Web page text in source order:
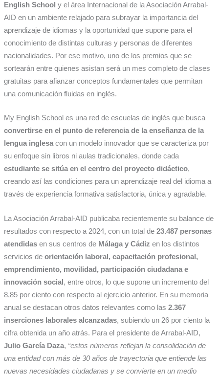
English School y el área Internacional de la Asociación Arrabal-
AID en un ambiente relajado para subrayar la importancia del
aprendizaje de idiomas y la oportunidad que supone para el
conocimiento de distintas culturas y personas de diferentes
nacionalidades. Por ese motivo, uno de los premios que se
sortearán entre quienes asistan será un mes completo de clases
gratuitas para afianzar conceptos fundamentales que permitan
una comunicación fluidas en inglés.
My English School es una red de escuelas de inglés que busca
convertirse en el punto de referencia de la enseñanza de la
lengua inglesacon un modelo innovador que se caracteriza por
su enfoque sin libros ni aulas tradicionales, donde cada
estudiante se sitúa en el centro del proyecto didáctico,
creando así las condiciones para un aprendizaje real del idioma a
través de experiencia formativa satisfactoria, única y agradable.
La Asociación Arrabal-AID publicaba recientemente su balance de
resultados con respecto a 2024, con un total de 23.487 personas
atendidasen sus centros de Málaga y Cádiz en los distintos
servicios de orientación laboral, capacitación profesional,
emprendimiento, movilidad, participación ciudadana e
innovación social , entre otros, lo que supone un incremento del
8,85 por ciento con respecto al ejercicio anterior. En su memoria
anual se destacan otros datos relevantes como las 2.367
inserciones laborales alcanzadas, subiendo un 26 por ciento la
cifra obtenida un año atrás. Para el presidente de Arrabal-AID,
Julio García Daza, “estos números reflejan la consolidación de
una entidad con más de 30 años de trayectoria que entiende las
nuevas necesidades ciudadanas y se convierte en un medio